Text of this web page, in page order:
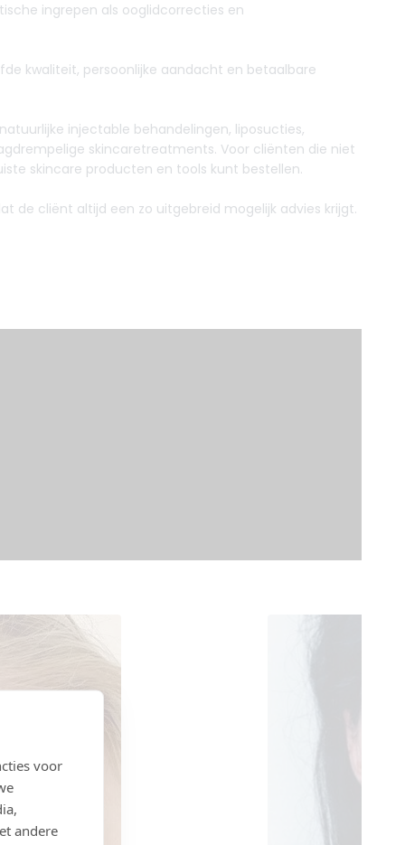
voor
andere
ingrepen als ooglidcorrecties en
kwaliteit, persoonlijke aandacht en betaalbare
injectable behandelingen, liposucties,
skincaretreatments. Voor cliënten die niet
skincare producten en tools kunt bestellen.
de cliënt altijd een zo uitgebreid mogelijk advies krijgt.